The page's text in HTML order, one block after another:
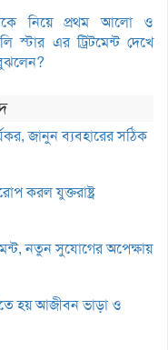
নিয়ে প্রথম আলো ও
স্টার এর ট্রিটমেন্ট দেখে
জানুন ব্যবহারের সঠিক
করল যুক্তরাষ্ট্র
নতুন সুযোগের অপেক্ষায়
হয় আজীবন ভাড়া ও